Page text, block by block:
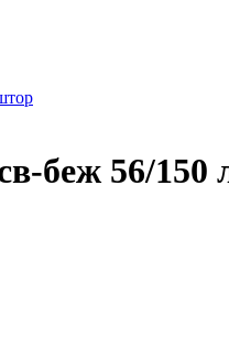
беж 56/150